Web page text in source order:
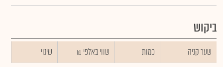
ביקוש
שער קניה כמות ₪ שווי באלפי
שינוי